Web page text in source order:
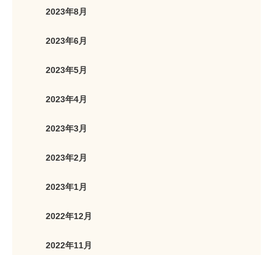
2023年8月
2023年6月
2023年5月
2023年4月
2023年3月
2023年2月
2023年1月
2022年12月
2022年11月